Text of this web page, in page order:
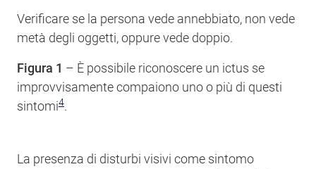
Verificare se la persona vede annebbiato, non vede
metà degli oggetti, oppure vede doppio.
Figura 1 – È possibile riconoscere un ictus se
improvvisamente compaiono uno o più di questi
sintomi4.
La presenza di disturbi visivi come sintomo